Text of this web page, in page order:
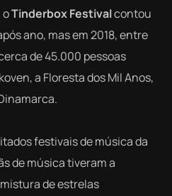
oTinderbox Festivalcontou
ano, mas em 2018, entre
de 45.000 pessoas
a Floresta dos Mil Anos,
festivais de música da
de música tiveram a
de estrelas